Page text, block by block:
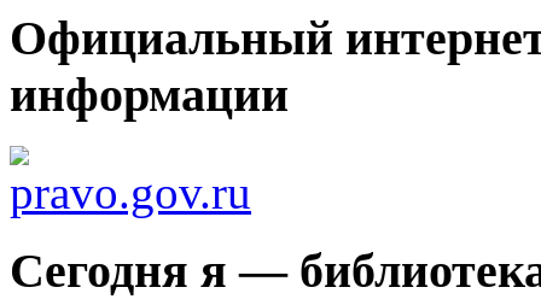
Официальный
информации
Сегодня я —